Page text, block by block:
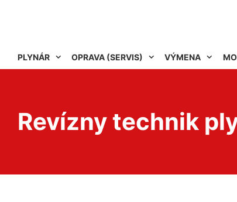
PLYNÁR OPRAVA (SERVIS) VÝMENA
Revízny technik